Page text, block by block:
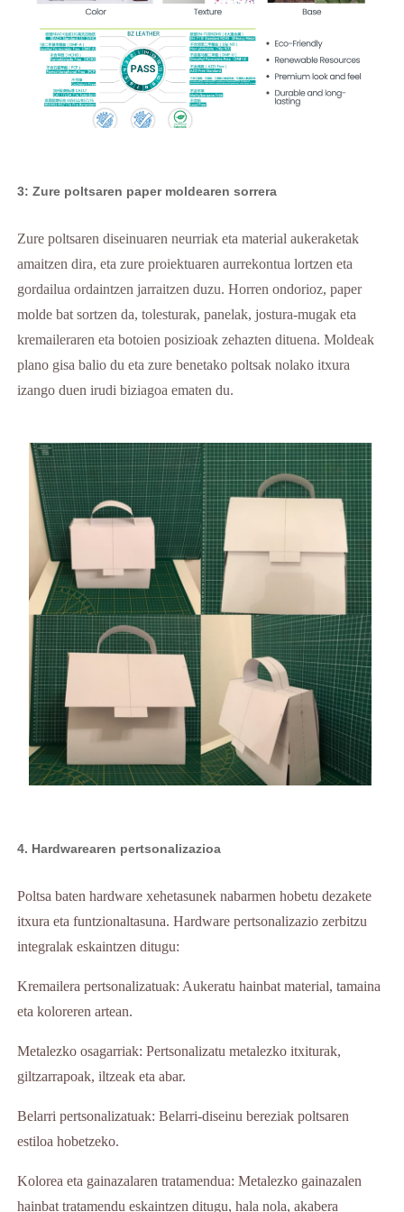
3: Zure poltsaren paper moldearen sorrera
Zure poltsaren diseinuaren neurriak eta material aukeraketak
amaitzen dira, eta zure proiektuaren aurrekontua lortzen eta
gordailua ordaintzen jarraitzen duzu. Horren ondorioz, paper
molde bat sortzen da, tolesturak, panelak, jostura-mugak eta
kremaileraren eta botoien posizioak zehazten dituena. Moldeak
plano gisa balio du eta zure benetako poltsak nolako itxura
izango duen irudi biziagoa ematen du.
4. Hardwarearen pertsonalizazioa
Poltsa baten hardware xehetasunek nabarmen hobetu dezakete
itxura eta funtzionaltasuna. Hardware pertsonalizazio zerbitzu
integralak eskaintzen ditugu:
Kremailera pertsonalizatuak: Aukeratu hainbat material, tamaina
eta koloreren artean.
Metalezko osagarriak: Pertsonalizatu metalezko itxiturak,
giltzarrapoak, iltzeak eta abar.
Belarri pertsonalizatuak: Belarri-diseinu bereziak poltsaren
estiloa hobetzeko.
Kolorea eta gainazalaren tratamendua: Metalezko gainazalen
hainbat tratamendu eskaintzen ditugu, hala nola, akabera